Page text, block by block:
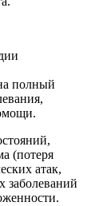
полный
(потеря
атак,
заболеваний